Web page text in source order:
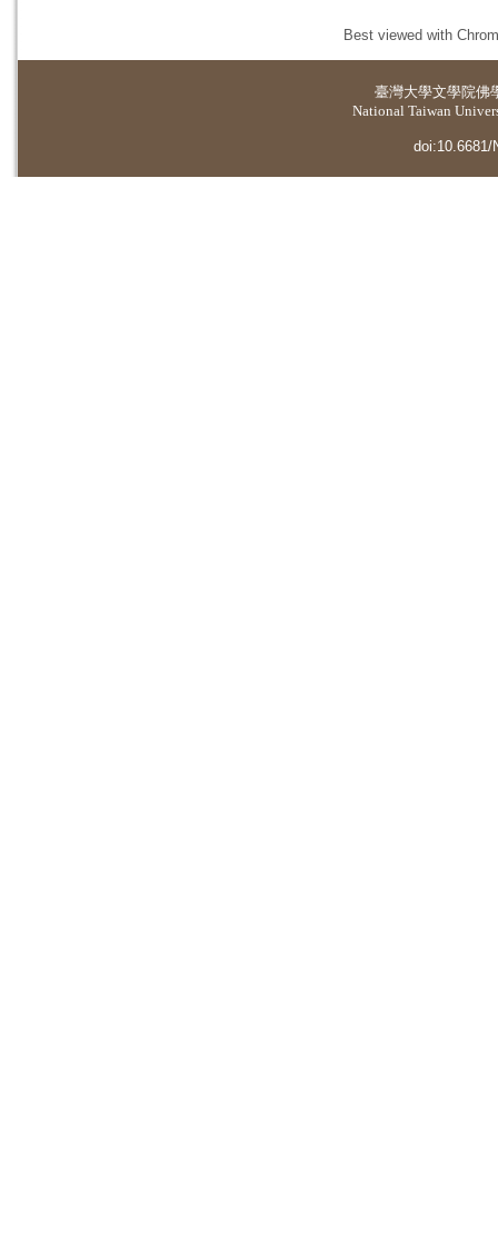
Best viewed with
臺灣大學文學院佛
National Taiwan
doi:10.6681/